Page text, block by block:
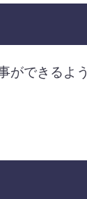
ができるよ